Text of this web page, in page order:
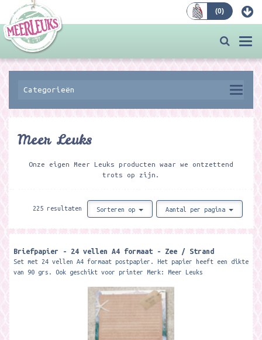
(0)
Categorieën
Meer Leuks
Onze eigen Meer Leuks producten waar we ontzettend
trots op zijn.
225 resultaten Sorteren op Aantal per pagina
Briefpapier - 24 vellen A4 formaat - Zee / Strand
Set met 24 vellen A4 formaat postpapier. Het papier heeft een dikte
van 90 grs. Ook geschikt voor printer Merk: Meer Leuks